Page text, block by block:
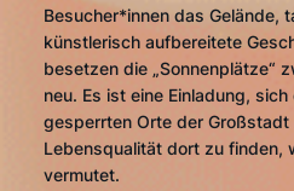
Besucher*innen das Gelände,
künstlerisch aufbereitete
besetzen die „Sonnenplätze“
neu. Es ist eine Einladung,
gesperrten Orte der
Lebensqualität dort zu finden,
vermutet.